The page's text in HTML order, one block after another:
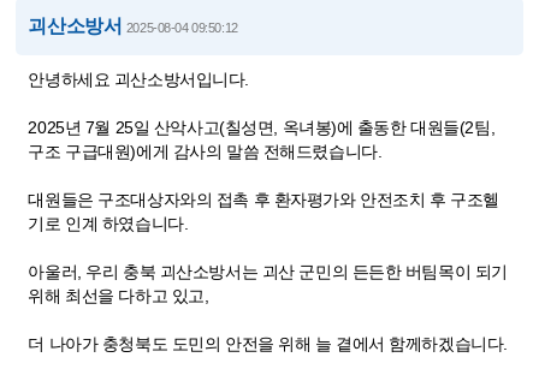
괴산소방서 2025-08-04 09:50:12
안녕하세요 괴산소방서입니다.
2025년 7월 25일 산악사고(칠성면, 옥녀봉)에 출동한 대원들(2팀,
구조 구급대원)에게 감사의 말씀 전해드렸습니다.
대원들은 구조대상자와의 접촉 후 환자평가와 안전조치 후 구조헬
기로 인계 하였습니다.
아울러, 우리 충북 괴산소방서는 괴산 군민의 든든한 버팀목이 되기
위해 최선을 다하고 있고,
더 나아가 충청북도 도민의 안전을 위해 늘 곁에서 함께하겠습니다.